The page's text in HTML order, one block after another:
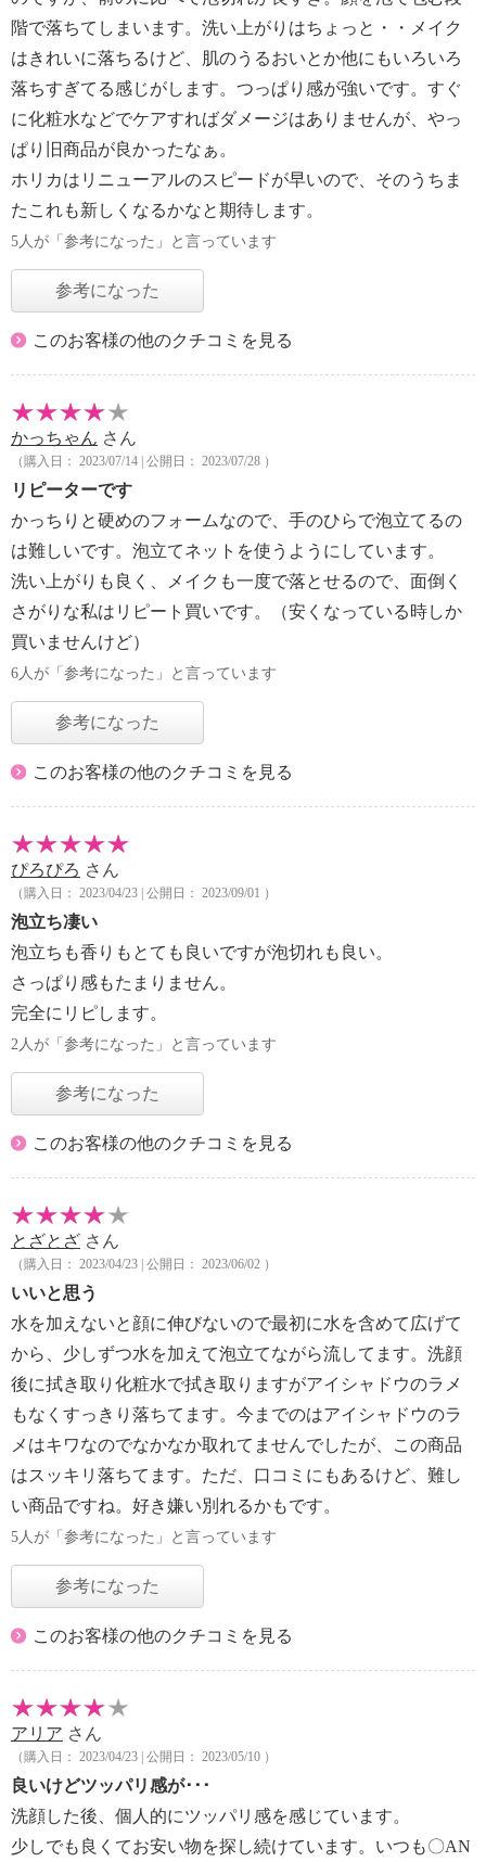
階で落ちてしまいます。洗い上がりはちょっと・・メイク
はきれいに落ちるけど、肌のうるおいとか他にもいろいろ
落ちすぎてる感じがします。つっぱり感が強いです。すぐ
に化粧水などでケアすればダメージはありませんが、やっ
ぱり旧商品が良かったなぁ。
ホリカはリニューアルのスピードが早いので、そのうちま
たこれも新しくなるかなと期待します。
5人が「参考になった」と言っています
参考になった
このお客様の他のクチコミを見る
かっちゃん さん
（購入日： 2023/07/14 | 公開日： 2023/07/28 ）
リピーターです
かっちりと硬めのフォームなので、手のひらで泡立てるの
は難しいです。泡立てネットを使うようにしています。
洗い上がりも良く、メイクも一度で落とせるので、面倒く
さがりな私はリピート買いです。（安くなっている時しか
買いませんけど）
6人が「参考になった」と言っています
参考になった
このお客様の他のクチコミを見る
ぴろぴろ さん
（購入日： 2023/04/23 | 公開日： 2023/09/01 ）
泡立ち凄い
泡立ちも香りもとても良いですが泡切れも良い。
さっぱり感もたまりません。
完全にリピします。
2人が「参考になった」と言っています
参考になった
このお客様の他のクチコミを見る
とざとざ さん
（購入日： 2023/04/23 | 公開日： 2023/06/02 ）
いいと思う
水を加えないと顔に伸びないので最初に水を含めて広げて
から、少しずつ水を加えて泡立てながら流してます。洗顔
後に拭き取り化粧水で拭き取りますがアイシャドウのラメ
もなくすっきり落ちてます。今までのはアイシャドウのラ
メはキワなのでなかなか取れてませんでしたが、この商品
はスッキリ落ちてます。ただ、口コミにもあるけど、難し
い商品ですね。好き嫌い別れるかもです。
5人が「参考になった」と言っています
参考になった
このお客様の他のクチコミを見る
アリア さん
（購入日： 2023/04/23 | 公開日： 2023/05/10 ）
良いけどツッパリ感が･･･
洗顔した後、個人的にツッパリ感を感じています。
少しでも良くてお安い物を探し続けています。いつも〇AN